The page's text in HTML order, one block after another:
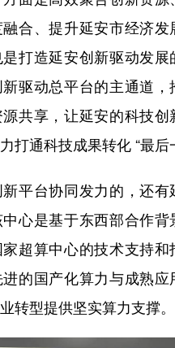
合、提升延安市经济发
打造延安创新驱动发展
驱动总平台的主通道，
共享，让延安的科技创
打通科技成果转化 “最后
台协同发力的，还有
心是基于东西部合作背
超算中心的技术支持和
的国产化算力与成熟应
转型提供坚实算力支撑。